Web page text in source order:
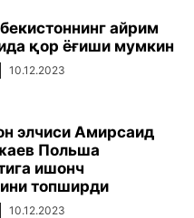
айрим
қор ёғиши мумкин
10.12.2023
элчиси Амирсаид
Польша
ишонч
топширди
10.12.2023